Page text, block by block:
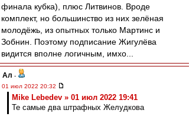
финала кубка), плюс Литвинов. Вроде
комплект, но большинство из них зелёная
молодёжь, из опытных только Мартинс и
Зобнин. Поэтому подписание Жигулёва
видится вполне логичным, имхо...
Ал -
01 июл 2022 20:32
Mike Lebedev » 01 июл 2022 19:41
Те самые два штрафных Желудкова